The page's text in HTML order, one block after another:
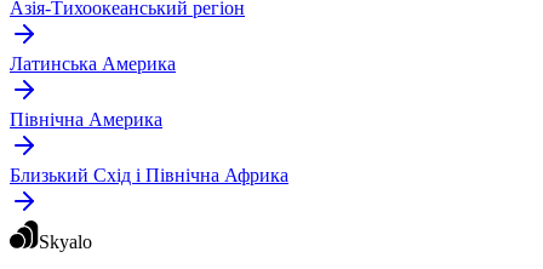
Азія-Тихоокеанський регіон
Латинська Америка
Північна Америка
Близький Схід і Північна Африка
Skyalo